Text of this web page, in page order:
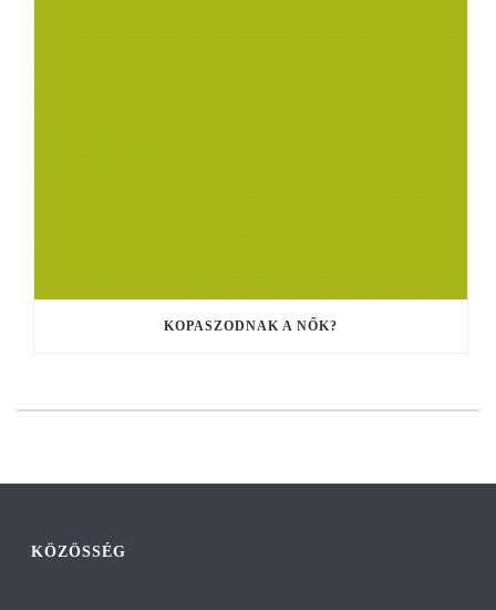
KOPASZODNAK A NŐK?
KÖZÖSSÉG